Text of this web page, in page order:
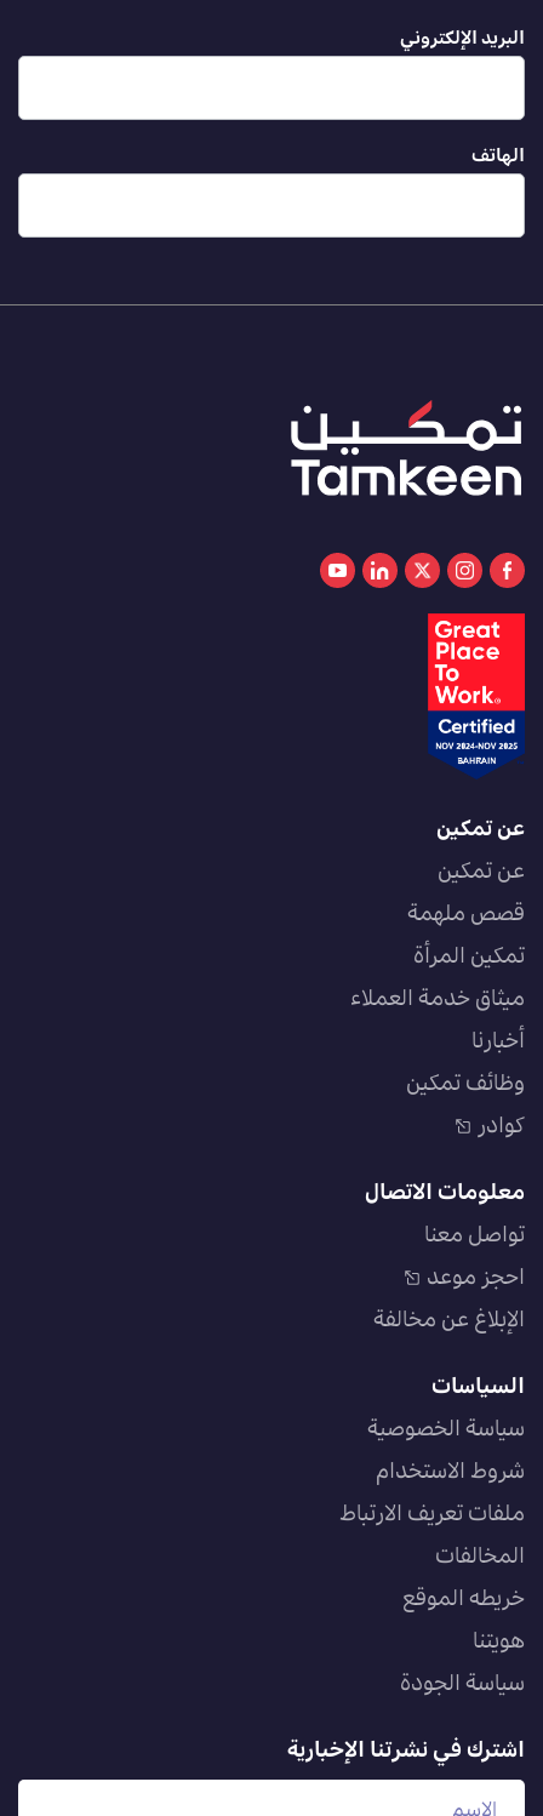
البريد الإلكتروني
الهاتف
عن تمكين
عن تمكين
قصص ملهمة
تمكين المرأة
ميثاق خدمة العملاء
أخبارنا
وظائف تمكين
كوادر
معلومات الاتصال
تواصل معنا
احجز موعد
الإبلاغ عن مخالفة
السياسات
سياسة الخصوصية
شروط الاستخدام
ملفات تعريف الارتباط
المخالفات
خريطه الموقع
هويتنا
سياسة الجودة
اشترك في نشرتنا الإخبارية